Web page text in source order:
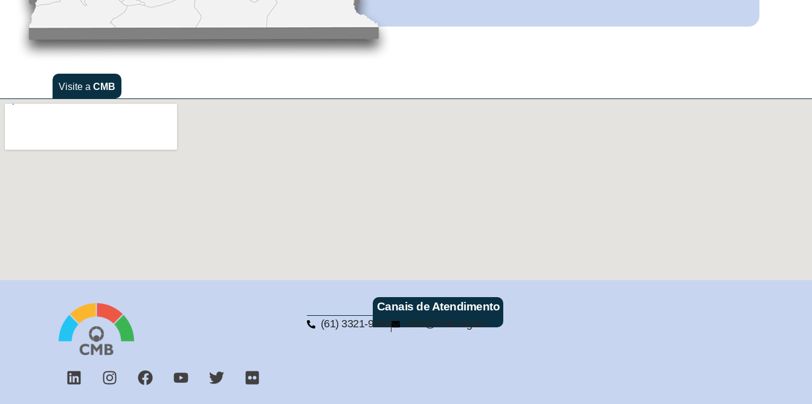
Visite a CMB
Canais de Atendimento
(61) 3321-9563 cmb@cmb.org.br